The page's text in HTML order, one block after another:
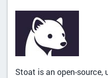
Stoat is an open-